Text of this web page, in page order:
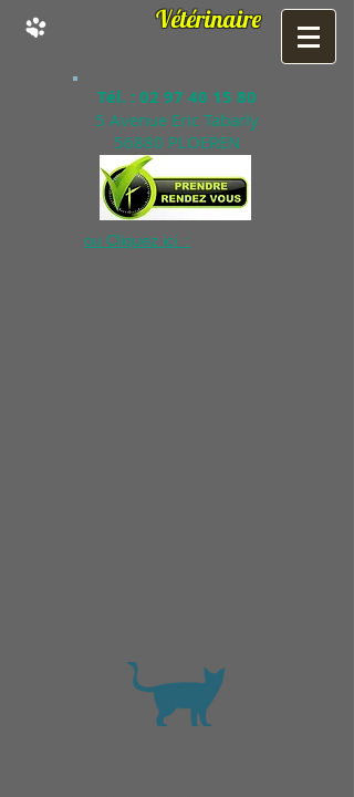
Vétérinaire
Tél. :02 97 40 15 80
5 Avenue Eric Tabarly
56880 PLOEREN
ou Cliquez ici :